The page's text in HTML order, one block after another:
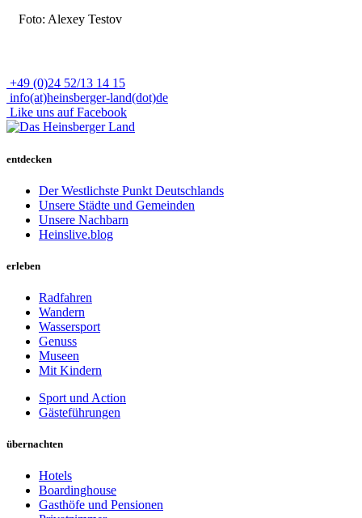
Foto: Alexey Testov
+49 (0)24 52/13 14 15
info(at)heinsberger-land(dot)de
Like uns auf Facebook
entdecken
Der Westlichste Punkt Deutschlands
Unsere Städte und Gemeinden
Unsere Nachbarn
Heinslive.blog
erleben
Radfahren
Wandern
Wassersport
Genuss
Museen
Mit Kindern
Sport und Action
Gästeführungen
übernachten
Hotels
Boardinghouse
Gasthöfe und Pensionen